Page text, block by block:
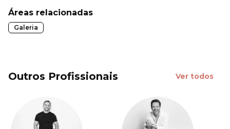
Áreas relacionadas
Galeria
Outros Profissionais Ver todos